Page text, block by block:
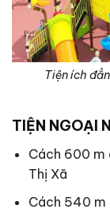
Tiện ích
TIỆN NGOẠI
Cách 600 m
Thị Xã
Cách 540 m